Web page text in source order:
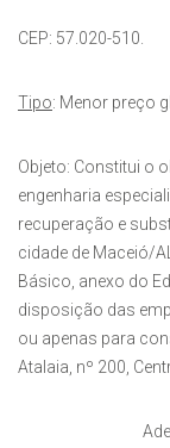
CEP: 57.020-510.
Tipo: Menor preço
Objeto: Constitui o
engenharia
recuperação e
cidade de Maceió/
Básico, anexo do
disposição das
ou apenas para
Atalaia, nº 200,